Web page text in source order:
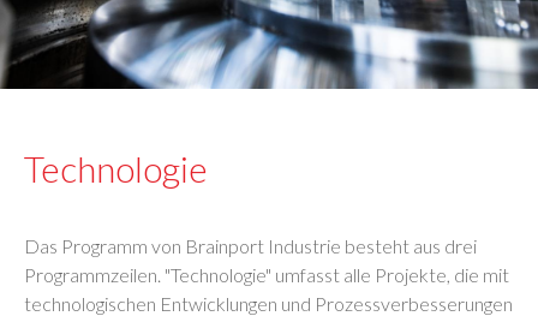
Technologie
Das Programm von Brainport Industrie besteht aus drei
Programmzeilen. "Technologie" umfasst alle Projekte, die mit
technologischen Entwicklungen und Prozessverbesserungen